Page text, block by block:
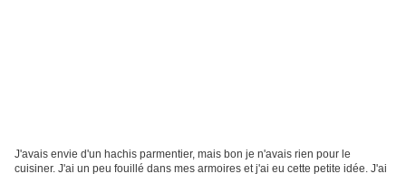
J'avais envie d'un hachis parmentier, mais bon je n'avais rien pour le
cuisiner. J'ai un peu fouillé dans mes armoires et j'ai eu cette petite idée. J'ai